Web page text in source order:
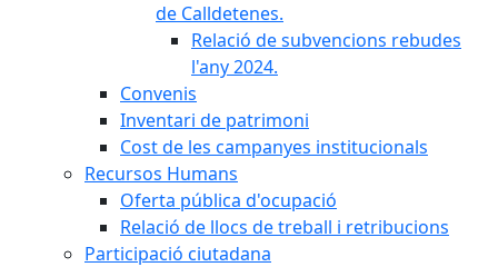
de Calldetenes.
Relació de subvencions rebudes
l'any 2024.
Convenis
Inventari de patrimoni
Cost de les campanyes institucionals
Recursos Humans
Oferta pública d'ocupació
Relació de llocs de treball i retribucions
Participació ciutadana